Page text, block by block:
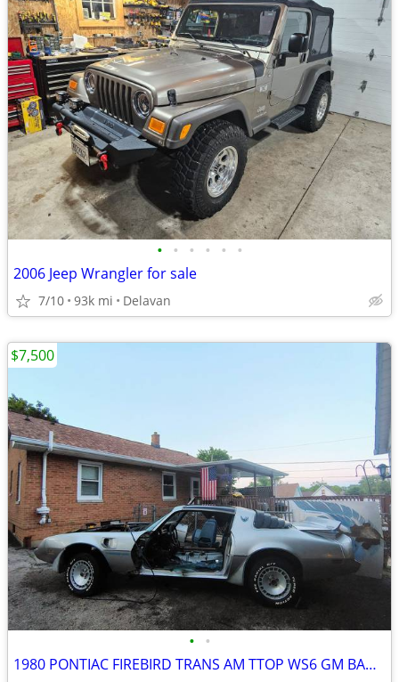
• • • • • •
2006 Jeep Wrangler for sale
7/10 93k mi Delavan
• •
1980 PONTIAC FIREBIRD TRANS AM TTOP WS6 GM BANDIT
$7,500